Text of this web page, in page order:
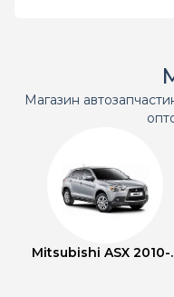
Магазин
Mitsubishi ASX 2010-